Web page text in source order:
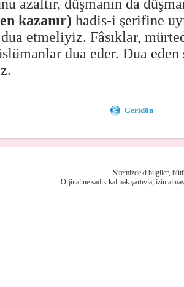
azaltır, düşmanın da
kazanır) hadis-i şerifine
dua etmeliyiz. Fâsıklar,
dua eder. Dua
Geridön
Sitemizdeki bilgiler,
Orjinaline sadık kalmak şartıyla, izin